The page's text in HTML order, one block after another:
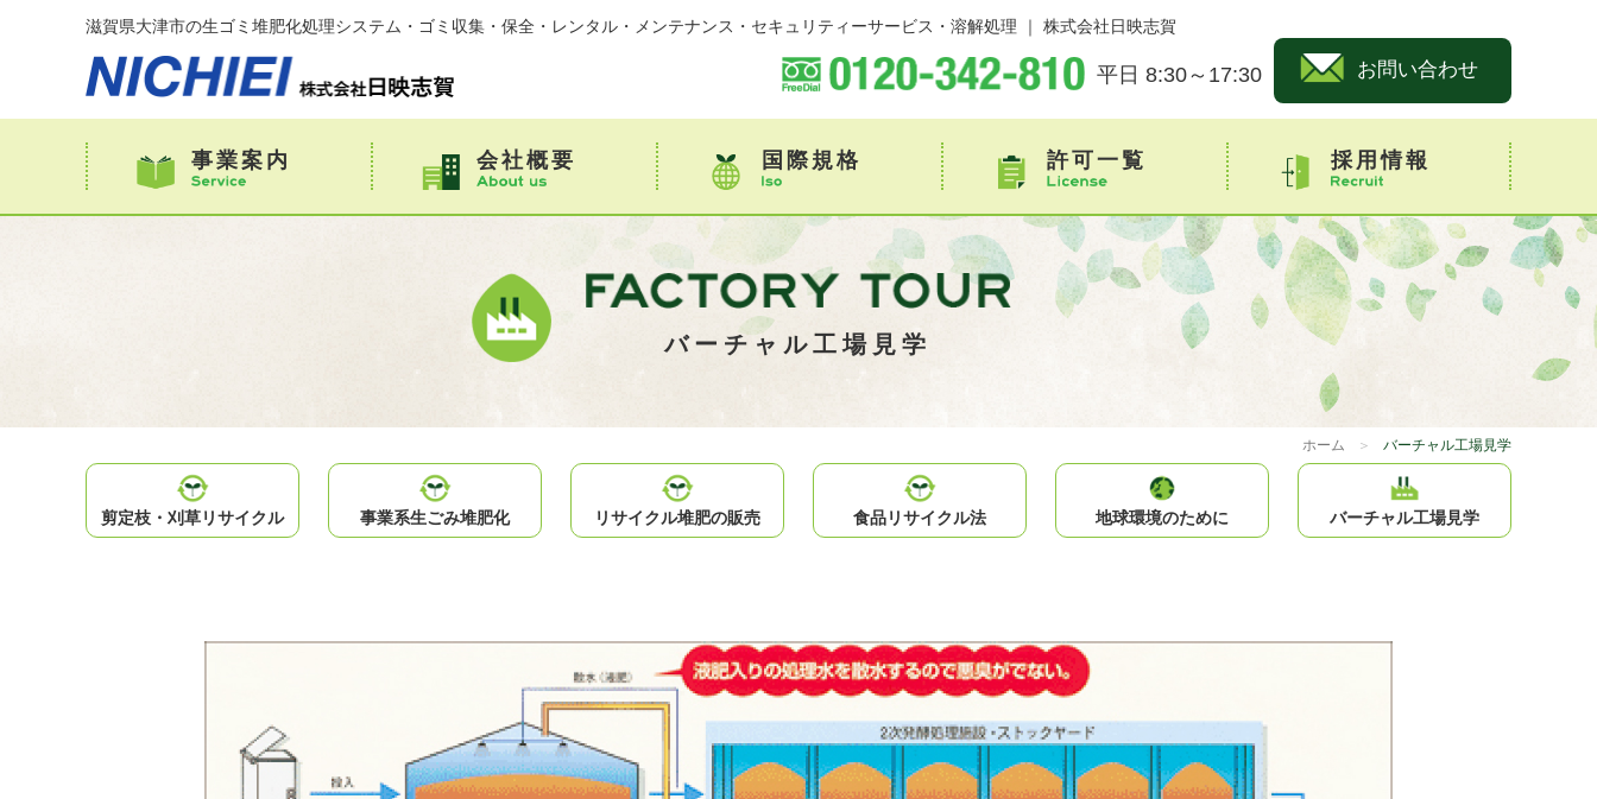
滋賀県大津市の生ゴミ堆肥化処理システム・ゴミ収集・保全・レンタル・メンテナンス・セキュリティーサービス・溶解処理 ｜ 株式会社日映志賀
平日 8:30～17:30 お問い合わせ
事業案内 会社概要 国際規格 許可一覧 採用情報
バーチャル工場見学
ホーム ＞ バーチャル工場見学
剪定枝・ 刈草リサイクル 事業系生ごみ堆肥化 リサイクル堆肥の販売 食品リサイクル法 地球環境のために バーチャル工場見学